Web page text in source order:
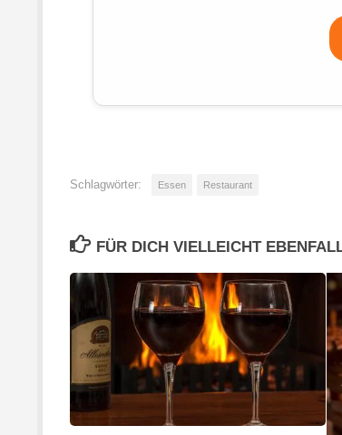
Schlagwörter: Essen Restaurant
FÜR DICH VIELLEICHT